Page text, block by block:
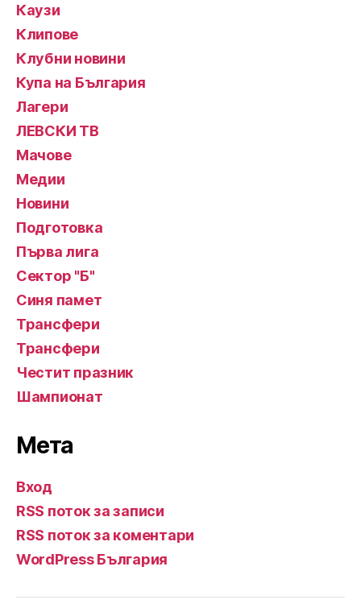
Каузи
Клипове
Клубни новини
Купа на България
Лагери
ЛЕВСКИ ТВ
Мачове
Медии
Новини
Подготовка
Първа лига
Сектор "Б"
Синя памет
Трансфери
Трансфери
Честит празник
Шампионат
Мета
Вход
RSS поток за записи
RSS поток за коментари
WordPress България